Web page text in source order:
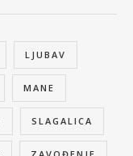
LJUBAV
MANE
SLAGALICA